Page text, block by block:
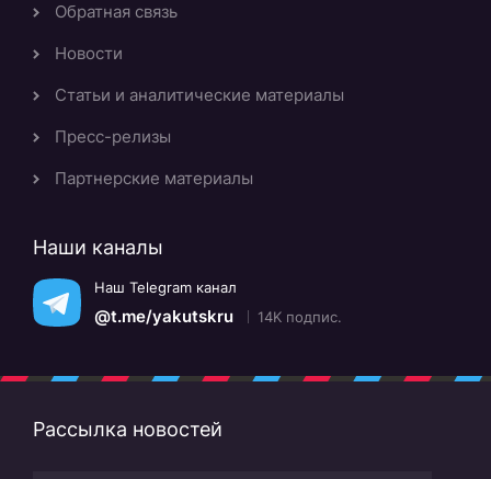
Обратная связь
Новости
Статьи и аналитические материалы
Пресс-релизы
Партнерские материалы
Наши каналы
Наш Telegram канал
@t.me/yakutskru 14K подпис.
Рассылка новостей